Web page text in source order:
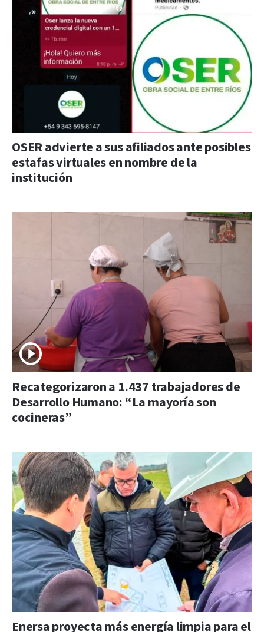
OSER advierte a sus afiliados ante posibles
estafas virtuales en nombre de la
institución
Recategorizaron a 1.437 trabajadores de
Desarrollo Humano: “La mayoría son
cocineras”
Enersa proyecta más energía limpia para el